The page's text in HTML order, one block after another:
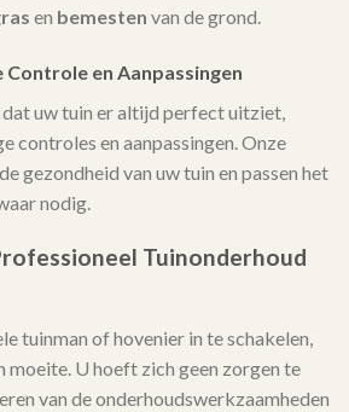
en bemesten van de grond.
Controle en Aanpassingen
uw tuin er altijd perfect uitziet,
controles en aanpassingen. Onze
gezondheid van uw tuin en passen het
nodig.
Tuinonderhoud
tuinman of hovenier in te schakelen,
moeite. U hoeft zich geen zorgen te
van de onderhoudswerkzaamheden